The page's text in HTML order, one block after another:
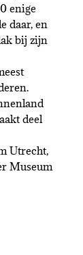
enige
daar, en
bij zijn
deel
Utrecht,
Museum